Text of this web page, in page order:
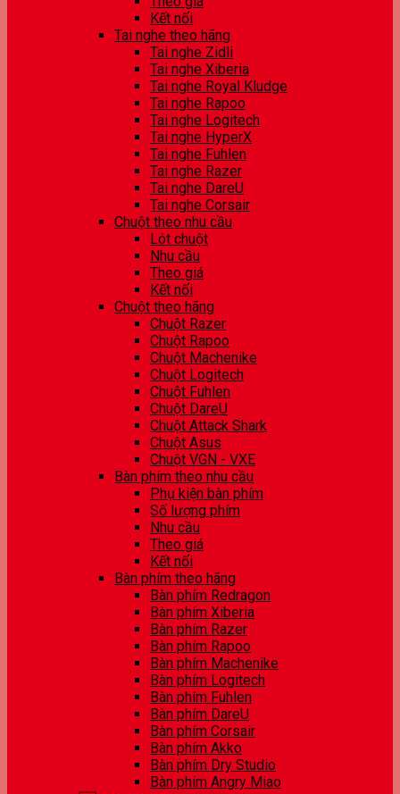
Kết nối
Tai nghe theo hãng
Tai nghe Zidli
Tai nghe Xiberia
Tai nghe Royal Kludge
Tai nghe Rapoo
Tai nghe Logitech
Tai nghe HyperX
Tai nghe Fuhlen
Tai nghe Razer
Tai nghe DareU
Tai nghe Corsair
Chuột theo nhu cầu
Lót chuột
Nhu cầu
Theo giá
Kết nối
Chuột theo hãng
Chuột Razer
Chuột Rapoo
Chuột Machenike
Chuột Logitech
Chuột Fuhlen
Chuột DareU
Chuột Attack Shark
Chuột Asus
Chuột VGN - VXE
Bàn phím theo nhu cầu
Phụ kiện bàn phím
Số lượng phím
Nhu cầu
Theo giá
Kết nối
Bàn phím theo hãng
Bàn phím Redragon
Bàn phím Xiberia
Bàn phím Razer
Bàn phím Rapoo
Bàn phím Machenike
Bàn phím Logitech
Bàn phím Fuhlen
Bàn phím DareU
Bàn phím Corsair
Bàn phím Akko
Bàn phím Dry Studio
Bàn phím Angry Miao